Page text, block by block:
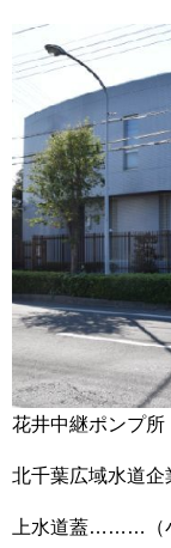
花井中継ポンプ所
北千葉広域水道
上水道蓋………（